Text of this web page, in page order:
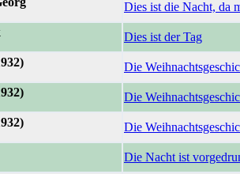
Dies ist die Nacht, da
Dies ist der Tag
Die
Die
Die
Die Nacht ist